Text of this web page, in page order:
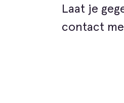
Laat je
contact